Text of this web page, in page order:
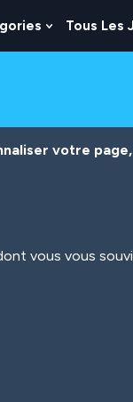
Show
Submenu
Tous Les
votre
vous vous